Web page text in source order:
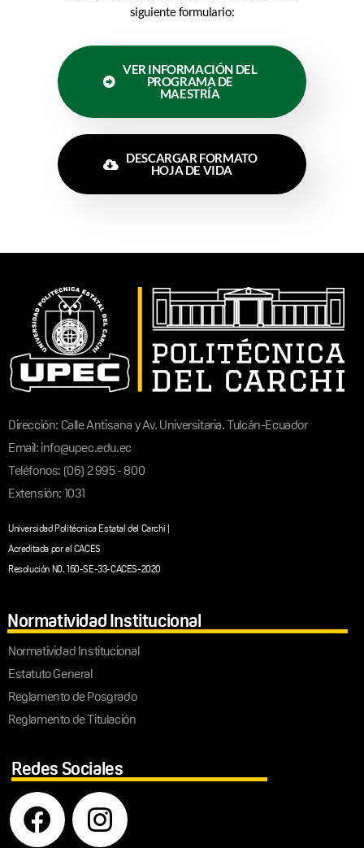
siguiente formulario:
VER INFORMACIÓN DEL
PROGRAMA DE
MAESTRÍA
DESCARGAR FORMATO
HOJA DE VIDA
Dirección: Calle Antisana y Av. Universitaria. Tulcán-Ecuador
Email: info@upec.edu.ec
Teléfonos: (06) 2 995 - 800
Extensión: 1031
Universidad Politécnica Estatal del Carchi |
Acreditada por el CACES
Resolución N0. 160-SE-33-CACES-2020
Normatividad Institucional
Normatividad Institucional
Estatuto General
Reglamento de Posgrado
Reglamento de Titulación
Redes Sociales